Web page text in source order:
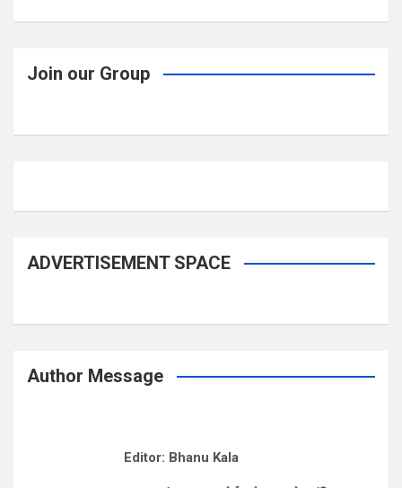
Join our Group
ADVERTISEMENT SPACE
Author Message
Editor: Bhanu Kala